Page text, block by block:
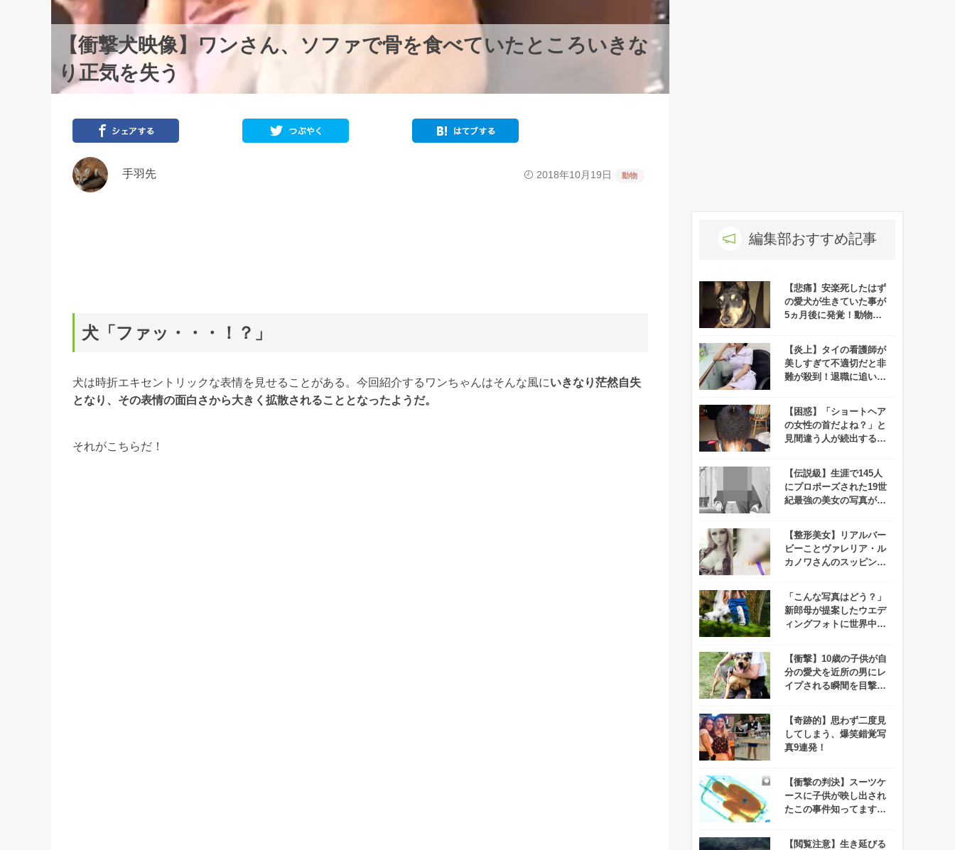
【衝撃犬映像】ワンさん、ソファで骨を食べていたところいきな
り正気を失う
手羽先 2018年10月19日 動物
犬「ファッ・・・！？」
犬は時折エキセントリックな表情を見せることがある。今回紹介するワンちゃんはそんな風にいきなり茫然自失
となり、その表情の面白さから大きく拡散されることとなったようだ。
それがこちらだ！
編集部おすすめ記事
【悲痛】安楽死したはず
の愛犬が生きていた事が
5ヵ月後に発覚！動物病
【炎上】タイの看護師が
美しすぎて不適切だと非
難が殺到！退職に追い込
【困惑】「ショートヘア
の女性の首だよね？」と
見間違う人が続出する写
【伝説級】生涯で145人
にプロポーズされた19世
紀最強の美女の写真が公
【整形美女】リアルバー
ビーことヴァレリア・ル
カノワさんのスッピンが
けの皮を剥ぐつもりで見
てみたぞ！
「こんな写真はどう？」
新郎母が提案したウエデ
ィングフォトに世界中が
【衝撃】10歳の子供が自
分の愛犬を近所の男にレ
イプされる瞬間を目撃す
【奇跡的】思わず二度見
してしまう、爆笑錯覚写
真9連発！
【衝撃の判決】スーツケ
ースに子供が映し出され
たこの事件知ってます
【閲覧注意】生き延びる